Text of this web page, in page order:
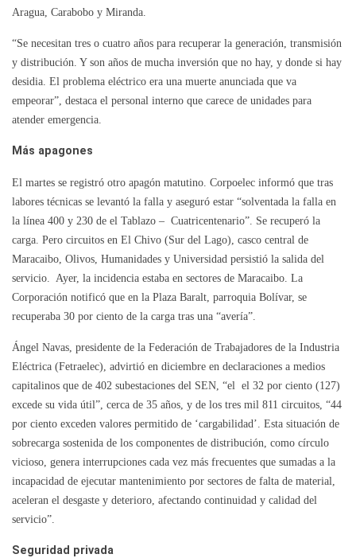
Aragua, Carabobo y Miranda.
“Se necesitan tres o cuatro años para recuperar la generación, transmisión
y distribución. Y son años de mucha inversión que no hay, y donde si hay
desidia. El problema eléctrico era una muerte anunciada que va
empeorar”, destaca el personal interno que carece de unidades para
atender emergencia.
Más apagones
El martes se registró otro apagón matutino. Corpoelec informó que tras
labores técnicas se levantó la falla y aseguró estar “solventada la falla en
la línea 400 y 230 de el Tablazo – Cuatricentenario”. Se recuperó la
carga. Pero circuitos en El Chivo (Sur del Lago), casco central de
Maracaibo, Olivos, Humanidades y Universidad persistió la salida del
servicio. Ayer, la incidencia estaba en sectores de Maracaibo. La
Corporación notificó que en la Plaza Baralt, parroquia Bolívar, se
recuperaba 30 por ciento de la carga tras una “avería”.
Ángel Navas, presidente de la Federación de Trabajadores de la Industria
Eléctrica (Fetraelec), advirtió en diciembre en declaraciones a medios
capitalinos que de 402 subestaciones del SEN, “el el 32 por ciento (127)
excede su vida útil”, cerca de 35 años, y de los tres mil 811 circuitos, “44
por ciento exceden valores permitido de ‘cargabilidad’. Esta situación de
sobrecarga sostenida de los componentes de distribución, como círculo
vicioso, genera interrupciones cada vez más frecuentes que sumadas a la
incapacidad de ejecutar mantenimiento por sectores de falta de material,
aceleran el desgaste y deterioro, afectando continuidad y calidad del
servicio”.
Seguridad privada